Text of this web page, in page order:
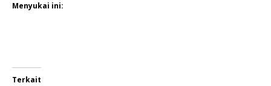
Menyukai ini:
Terkait